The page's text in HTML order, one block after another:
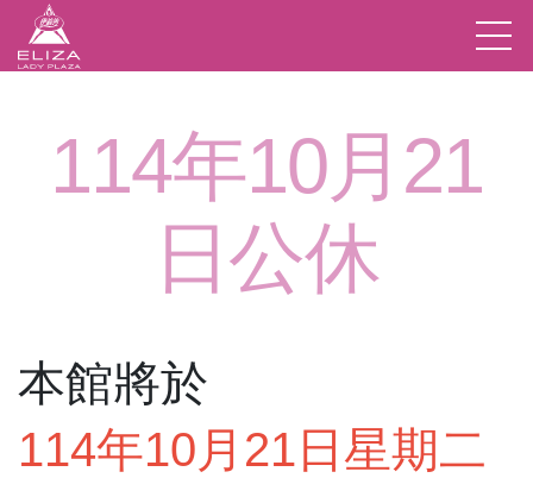
114年10月21
日公休
本館將於
114年10月21日星期二